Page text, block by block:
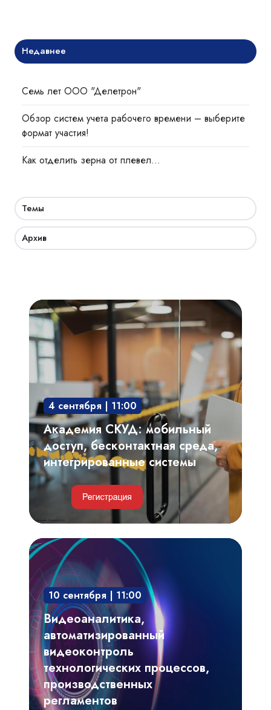
Недавнее
Семь лет ООО "Делетрон"
Обзор систем учета рабочего времени – выберите
формат участия!
Как отделить зерна от плевел…
Темы
Архив
Академия
СКУД:
мобильный
доступ,
бесконтактная
интегрированные
системы
4 сентября | 11:00
Академия СКУД: мобильный
доступ, бесконтактная среда,
интегрированные системы
Видеоаналитика,
автоматизированный
видеоконтроль
технологических
процессов,
производственных
регламентов
10 сентября | 11:00
Видеоаналитика,
автоматизированный
видеоконтроль
технологических процессов,
производственных
регламентов